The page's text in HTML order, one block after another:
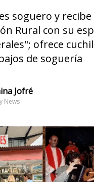
soguero y
Rural con su
ofrece
de soguería
Jofré
News